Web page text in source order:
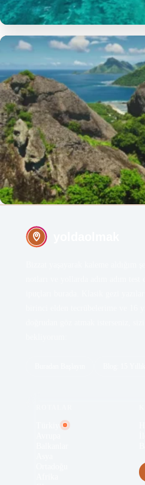
FIJI
Barefoot Kuata Island
Keyfi
by Kemal K. · 15.02.2026 · 6 dk
Kuata Adası: Fiji Yasawa
Türkiye